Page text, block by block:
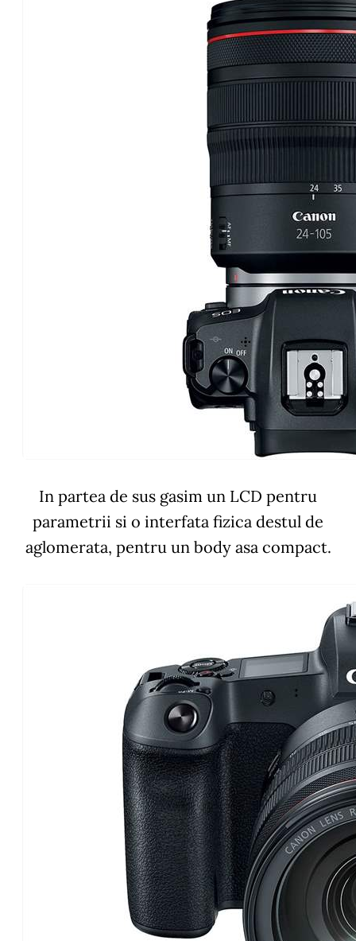
In partea de sus gasim un LCD pentru
parametrii si o interfata fizica destul de
aglomerata, pentru un body asa compact.